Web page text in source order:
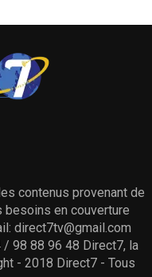
contenus provenant de
en couverture
direct7tv@gmail.com
/ 98 88 96 48 Direct7, la
- 2018 Direct7 - Tous